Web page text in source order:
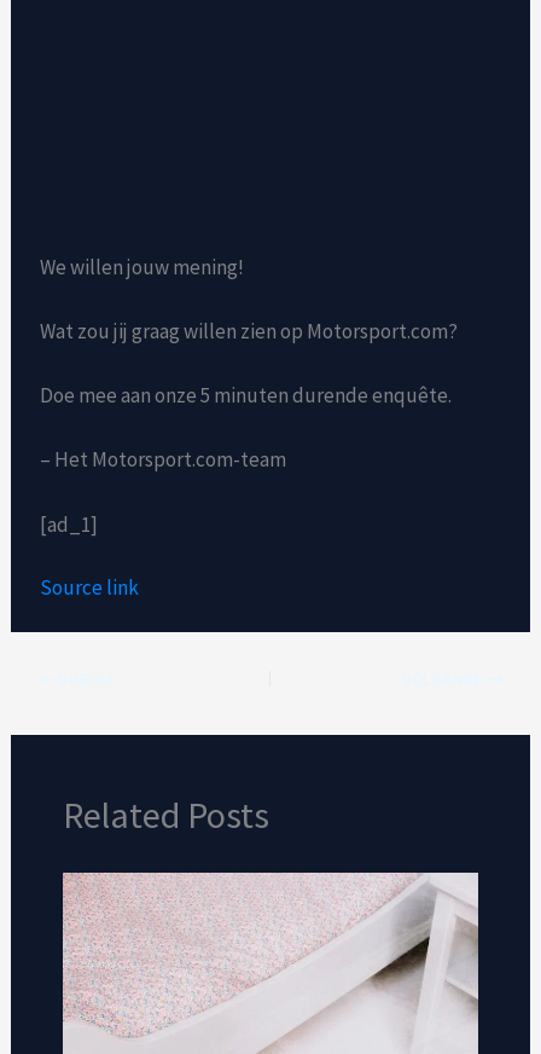
We willen jouw mening!
Wat zou jij graag willen zien op Motorsport.com?
Doe mee aan onze 5 minuten durende enquête.
– Het Motorsport.com-team
[ad_1]
Source link
Related Posts